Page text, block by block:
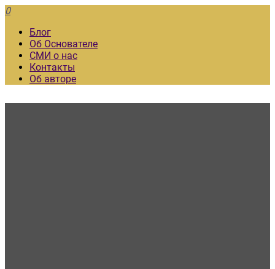
0
Блог
Об Основателе
СМИ о нас
Контакты
Об авторе